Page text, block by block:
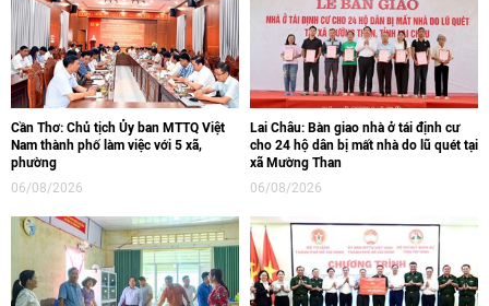
Cần Thơ: Chủ tịch Ủy ban MTTQ Việt
Nam thành phố làm việc với 5 xã,
phường
06/08/2026
Lai Châu: Bàn giao nhà ở tái định cư
cho 24 hộ dân bị mất nhà do lũ quét tại
xã Mường Than
06/08/2026